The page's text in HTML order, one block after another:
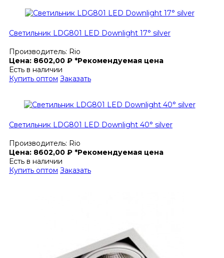
Светильник LDG801 LED Downlight 17° silver
Производитель: Rio
Цена: 8602,00 ₽ *Рекомендуемая цена
Есть в наличии
Купить оптом Заказать
Светильник LDG801 LED Downlight 40° silver
Производитель: Rio
Цена: 8602,00 ₽ *Рекомендуемая цена
Есть в наличии
Купить оптом Заказать